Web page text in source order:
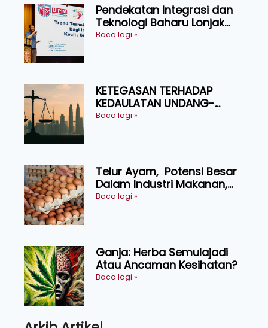
Pendekatan Integrasi dan
Teknologi Baharu Lonjak
Produktiviti Ternakan
Baca lagi »
KETEGASAN TERHADAP
KEDAULATAN UNDANG-
UNDANG ASAS KEPADA
Baca lagi »
Telur Ayam, Potensi Besar
Dalam Industri Makanan,
Kosmetik dan Penyelidikan
Baca lagi »
Ganja: Herba Semulajadi
Atau Ancaman Kesihatan?
Baca lagi »